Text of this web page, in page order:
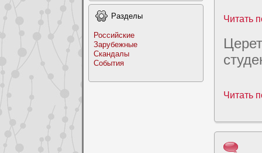
Раздeлы
Российские
Заpyбежные
Скандалы
События
Читать
Читать